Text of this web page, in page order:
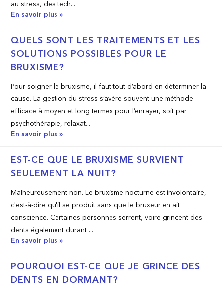
au stress, des tech...
En savoir plus »
QUELS SONT LES TRAITEMENTS ET LES
SOLUTIONS POSSIBLES POUR LE
BRUXISME?
Pour soigner le bruxisme, il faut tout d’abord en déterminer la
cause. La gestion du stress s’avère souvent une méthode
efficace à moyen et long termes pour l’enrayer, soit par
psychothérapie, relaxat...
En savoir plus »
EST­-CE QUE LE BRUXISME SURVIENT
SEULEMENT LA NUIT?
Malheureusement non. Le bruxisme nocturne est involontaire,
c'est-à-dire qu'il se produit sans que le bruxeur en ait
conscience. Certaines personnes serrent, voire grincent des
dents également durant ...
En savoir plus »
POURQUOI EST-CE QUE JE GRINCE DES
DENTS EN DORMANT?